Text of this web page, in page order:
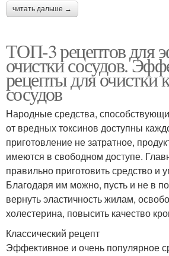
читать дальше →
ТОП-3 рецептов для
очистки сосудов.
рецепты для очистки
сосудов
Народные средства,
от вредных токсинов доступны
приготовление не затратное,
имеются в свободном доступе.
правильно приготовить средство и
Благодаря им можно, пусть и не в
вернуть эластичность жилам,
холестерина, повысить качество
Классический рецепт
Эффективное и очень популярное